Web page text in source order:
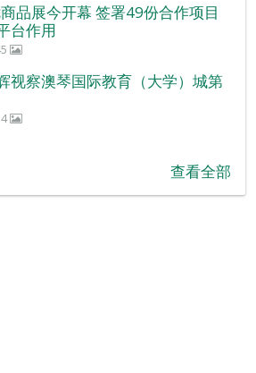
品展今开幕 签署49份合作项目
台作用
视察澳琴国际教育（大学）城第
查看全部